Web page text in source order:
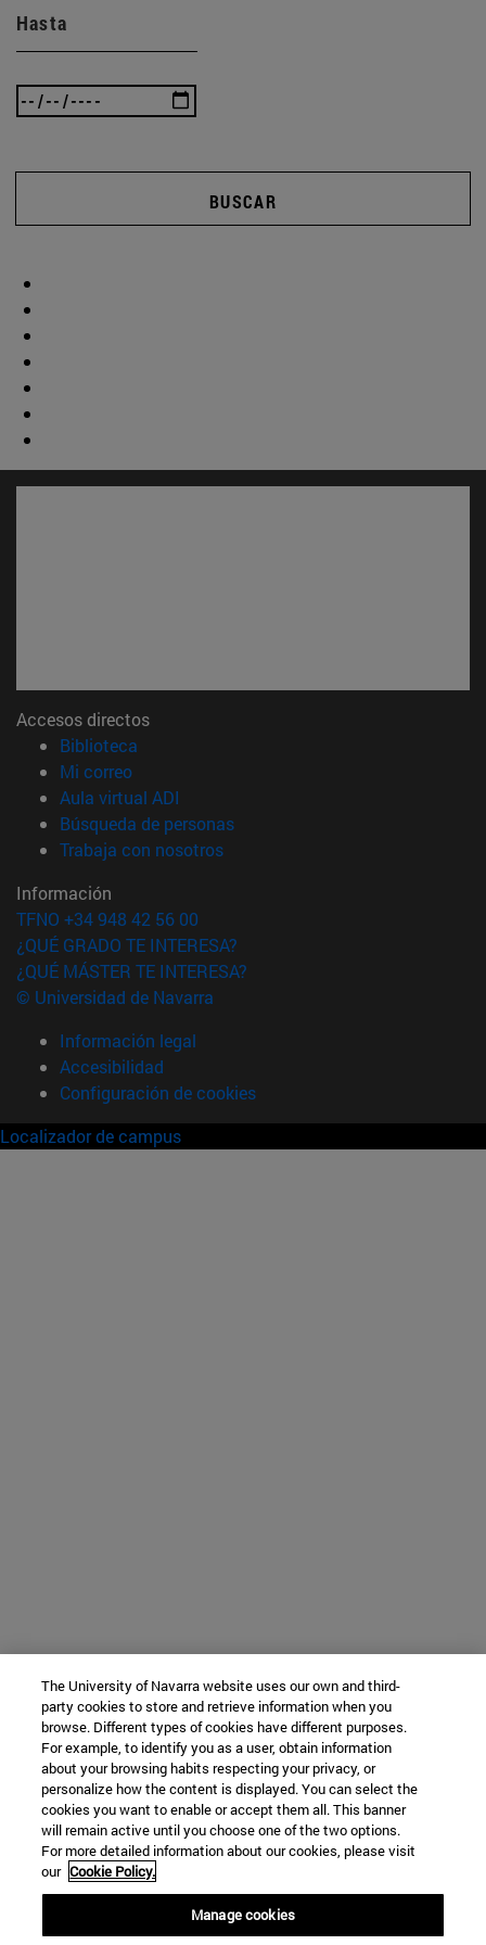
Hasta
BUSCAR
Accesos directos
Biblioteca
Mi correo(abre en nueva ventana)
Aula virtual ADI
Búsqueda de personas(abre en nueva ventana)
Trabaja con nosotros(abre en nueva ventana)
Información
TFNO +34 948 42 56 00
¿QUÉ GRADO TE INTERESA?
¿QUÉ MÁSTER TE INTERESA?
© Universidad de Navarra
Información legal
Accesibilidad
Configuración de cookies
Localizador de campus
The University of Navarra website uses our own and third-
party cookies to store and retrieve information when you
browse. Different types of cookies have different purposes.
For example, to identify you as a user, obtain information
about your browsing habits respecting your privacy, or
personalize how the content is displayed. You can select the
cookies you want to enable or accept them all. This banner
will remain active until you choose one of the two options.
For more detailed information about our cookies, please visit
our Cookie Policy.
Manage cookies